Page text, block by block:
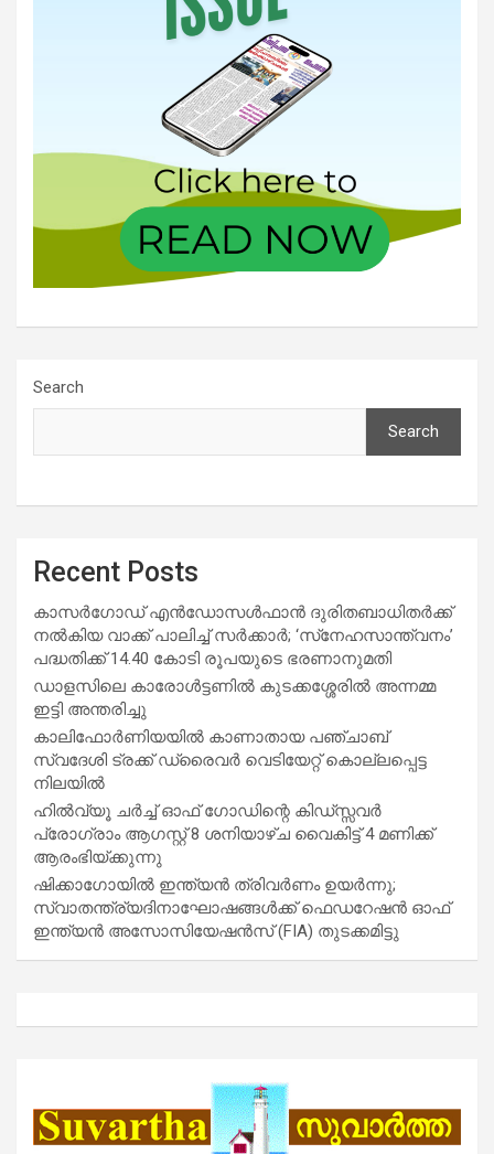
Search
Search
Recent Posts
കാസര്‍ഗോഡ് എന്‍ഡോസള്‍ഫാന്‍ ദുരിതബാധിതര്‍ക്ക്
നല്‍കിയ വാക്ക് പാലിച്ച് സര്‍ക്കാര്‍; ‘സ്‌നേഹസാന്ത്വനം’
പദ്ധതിക്ക് 14.40 കോടി രൂപയുടെ ഭരണാനുമതി
ഡാളസിലെ കാരോൾട്ടണിൽ കുടക്കശ്ശേരിൽ അന്നമ്മ
ഇട്ടി അന്തരിച്ചു
കാലിഫോർണിയയിൽ കാണാതായ പഞ്ചാബ്
സ്വദേശി ട്രക്ക് ഡ്രൈവർ വെടിയേറ്റ് കൊല്ലപ്പെട്ട
നിലയിൽ
ഹിൽവ്യൂ ചർച്ച് ഓഫ് ഗോഡിന്റെ കിഡ്സ്സവർ
പ്രോഗ്രാം ആഗസ്റ്റ് 8 ശനിയാഴ്ച വൈകിട്ട് 4 മണിക്ക്
ആരംഭിയ്ക്കുന്നു
ഷിക്കാഗോയിൽ ഇന്ത്യൻ ത്രിവർണം ഉയർന്നു;
സ്വാതന്ത്ര്യദിനാഘോഷങ്ങൾക്ക് ഫെഡറേഷൻ ഓഫ്
ഇന്ത്യൻ അസോസിയേഷൻസ് (FIA) തുടക്കമിട്ടു